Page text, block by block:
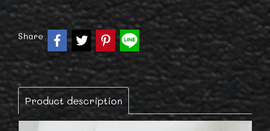
Share
Product description